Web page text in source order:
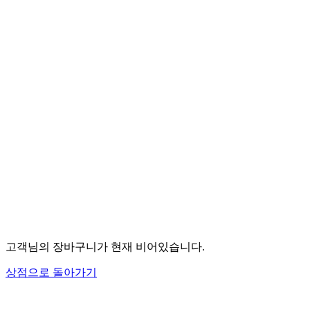
고객님의 장바구니가 현재 비어있습니다.
상점으로 돌아가기